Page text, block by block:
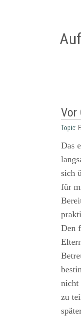
Vor
Topic:
Das
sich
für
Den
nicht
zu